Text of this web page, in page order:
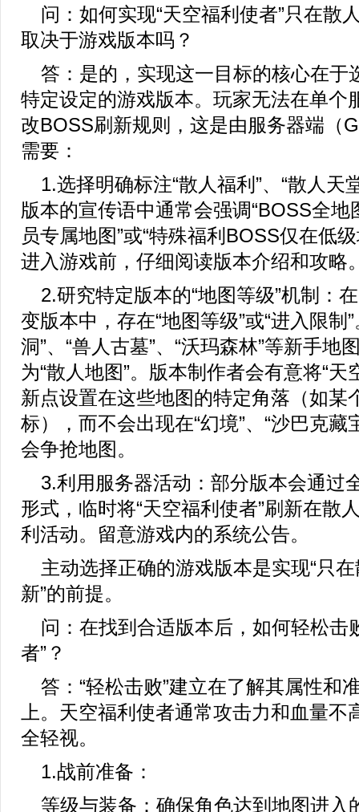
问：如何实现“天空福利使者”只在散
取决于游戏版本吗？
答：是的，实现这一目标的核心在于
特定设定的游戏版本。玩家无法在单个
改BOSS刷新规则，这是由服务器端（
需要：
1.选择明确标注“散人福利”、“散人天
版本的宣传语中通常会强调“BOSS全地
员专属地图”或“特殊福利BOSS仅在低
进入游戏前，仔细阅读版本介绍和攻略
2.研究特定版本的“地图等级”机制：
变版本中，存在“地图等级”或“进入限制
洞”、“兽人古墓”、“沃玛森林”等新手地
为“散人地图”。版本制作者会有意将“天
新点设置在这些地图的特定角落（如某
标），而不会出现在“幻境”、“沙巴克藏
会争抢地图。
3.利用服务器活动：部分版本会通过
形式，临时将“天空福利使者”刷新在散
利活动。留意游戏内的系统公告。
主动选择正确的游戏版本是实现“只
新”的前提。
问：在找到合适版本后，如何轻松击
者”？
答：“轻松击败”建立在了解其属性和
上。天空福利使者通常攻击力和血量不
全轻视。
1.战前准备：
等级与装备：确保角色达到地图进入